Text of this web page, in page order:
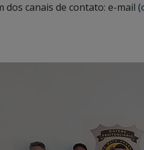
dos canais de contato: e-mail (